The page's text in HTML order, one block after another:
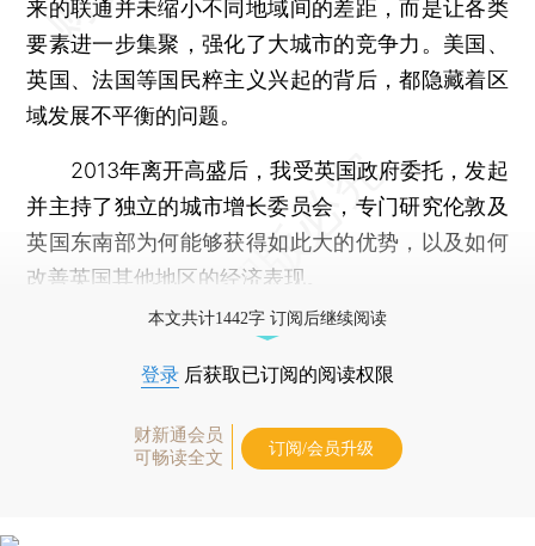
来的联通并未缩小不同地域间的差距，而是让各类
要素进一步集聚，强化了大城市的竞争力。美国、
英国、法国等国民粹主义兴起的背后，都隐藏着区
域发展不平衡的问题。
2013年离开高盛后，我受英国政府委托，发起
并主持了独立的城市增长委员会，专门研究伦敦及
英国东南部为何能够获得如此大的优势，以及如何
改善英国其他地区的经济表现。
本文共计1442字 订阅后继续阅读
登录 后获取已订阅的阅读权限
财新通会员
可畅读全文
订阅/会员升级